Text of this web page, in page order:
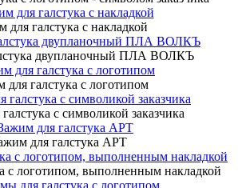
для галстука с накладкой
двупланочный ПЛА ВОЛКЪ
для галстука с логотипом
с символикой заказчика
для галстука АРТ
с логотипом, выполненным накладкой